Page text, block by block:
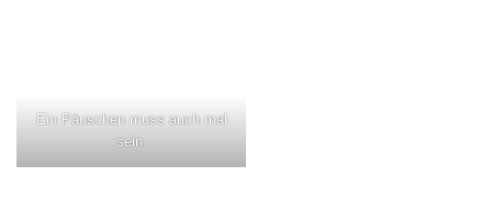
Ein Päuschen muss auch mal
sein.